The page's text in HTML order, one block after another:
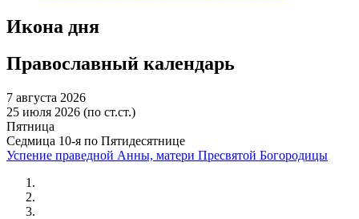
Икона дня
Православный календарь
7 августа 2026
25 июля 2026 (по ст.ст.)
Пятница
Седмица 10-я по Пятидесятнице
Успение праведной Анны, матери Пресвятой Богородицы